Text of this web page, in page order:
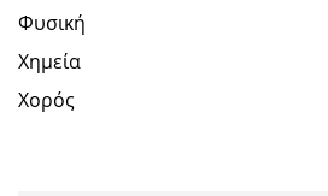
Φυσική
Χημεία
Χορός